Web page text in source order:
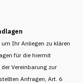
Ihr Anliegen zu klären
für die hiermit
Vereinbarung zur
Anfragen, Art. 6